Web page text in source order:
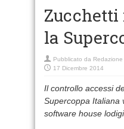
Zucchetti
la
Pubblicato da Redazione
17 Dicembre 2014
Il controllo accessi
Supercoppa Italiana
software house